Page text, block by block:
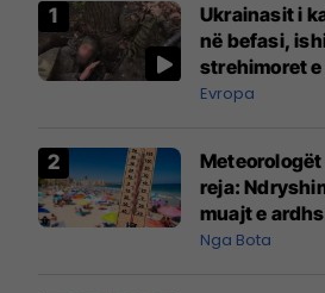
Ukrainasit i
në befasi,
strehimoret
Evropa
reja:
muajt e
pazakontë
Nga Bota